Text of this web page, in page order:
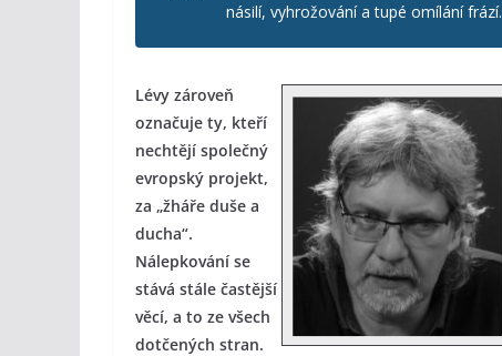
násilí, vyhrožování a tupé omílání frází.
Lévy zároveň
označuje ty, kteří
nechtějí společný
evropský projekt,
za „žháře duše a
ducha“.
Nálepkování se
stává stále častější
věcí, a to ze všech
dotčených stran.